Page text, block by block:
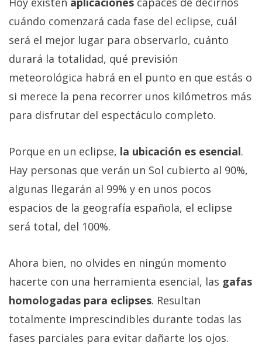
cuándo comenzará cada fase del eclipse, cuál
será el mejor lugar para observarlo, cuánto
durará la totalidad, qué previsión
meteorológica habrá en el punto en que estás o
si merece la pena recorrer unos kilómetros más
para disfrutar del espectáculo completo.
Porque en un eclipse, la ubicación es esencial.
Hay personas que verán un Sol cubierto al 90%,
algunas llegarán al 99% y en unos pocos
espacios de la geografía española, el eclipse
será total, del 100%.
Ahora bien, no olvides en ningún momento
hacerte con una herramienta esencial, las gafas
homologadas para eclipses. Resultan
totalmente imprescindibles durante todas las
fases parciales para evitar dañarte los ojos.